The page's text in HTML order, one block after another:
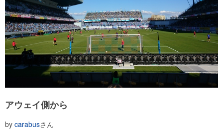
アウェイ側から
by carabusさん